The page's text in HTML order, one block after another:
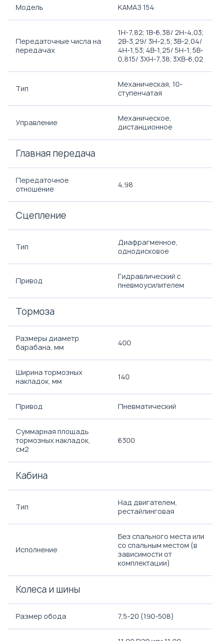
Модель КАМАЗ 154
Передаточные числа на
передачах
1H-7,82; 1B-6,38/ 2H-4,03;
2B-3,29/ 3H-2,5; 3B-2,04/
4H-1,53; 4B-1,25/ 5H-1; 5B-
0,815/ 3ХH-7,38; 3ХВ-6,02
Тип
Механическая, 10-
ступенчатая
Управление
Механическое,
дистанционное
Главная передача
Передаточное
отношение
4,98
Сцепление
Тип
Диафрагменное,
однодисковое
Привод
Гидравлический с
пневмоусилителем
Тормоза
Размеры диаметр
барабана, мм
400
Ширина тормозных
накладок, мм
140
Привод Пневматический
Суммарная площадь
тормозных накладок,
см2
6300
Кабина
Тип
Над двигателем,
рестайлинговая
Исполнение
Без спального места или
со спальным местом (в
зависимости от
комплектации)
Колеса и шины
Размер обода 7,5-20 (190-508)